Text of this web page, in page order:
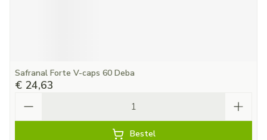
Safranal Forte V-caps 60 Deba
€ 24,63
Bestel